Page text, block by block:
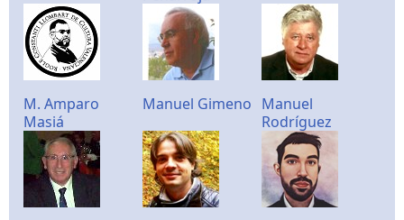
M. Amparo
Masiá
Manuel Gimeno Manuel
Rodríguez